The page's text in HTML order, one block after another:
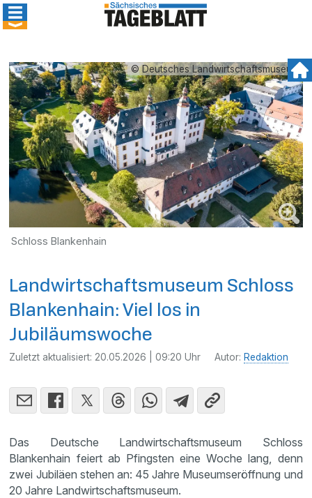
© Deutsches Landwirtschaftsmuseum
Schloss Blankenhain
Landwirtschaftsmuseum Schloss
Blankenhain: Viel los in
Jubiläumswoche
Zuletzt aktualisiert: 20.05.2026 | 09:20 Uhr Autor: Redaktion
Das Deutsche Landwirtschaftsmuseum Schloss
Blankenhain feiert ab Pfingsten eine Woche lang, denn
zwei Jubiläen stehen an: 45 Jahre Museumseröffnung und
20 Jahre Landwirtschaftsmuseum.